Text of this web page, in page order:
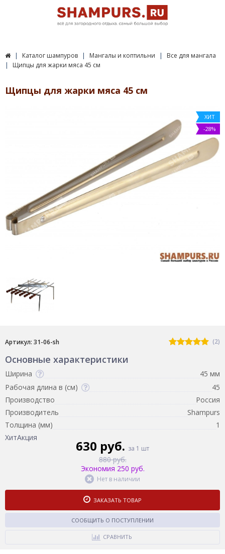
Каталог шампуров Мангалы и коптильни
Все для мангала
Щипцы для жарки мяса 45 см
Щипцы для жарки мяса 45 см
ХИТ
-28%
Артикул: 31-06-sh (2)
Основные характеристики
Ширина
45 мм
Рабочая длина в (см)
45
Производство
Россия
Производитель
Shampurs
Толщина (мм)
1
ХитАкция
630 руб. за 1 шт
880 руб.
Экономия 250 руб.
Нет в наличии
ЗАКАЗАТЬ ТОВАР
СООБЩИТЬ О ПОСТУПЛЕНИИ
СРАВНИТЬ